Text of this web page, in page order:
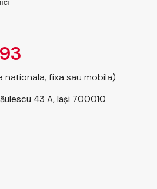
fixa sau mobila)
43 A, Iași 700010